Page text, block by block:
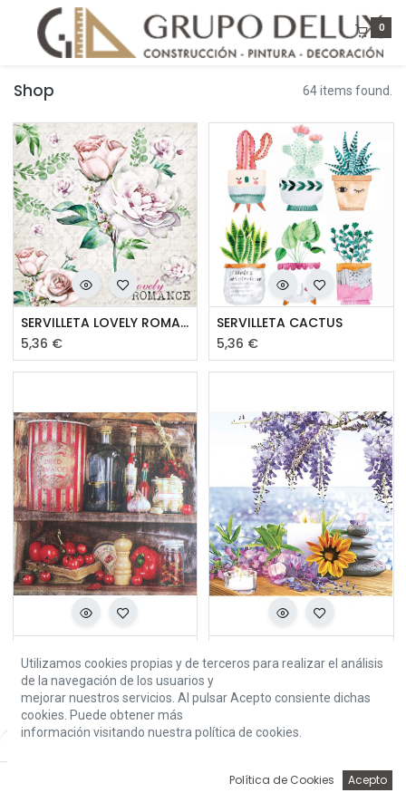
Default
0
Shop 64 items found.
SERVILLETA LOVELY ROMANCE
5,36 €
SERVILLETA CACTUS
5,36 €
4,34€
4,34€
Utilizamos cookies propias y de terceros para realizar el análisis
de la navegación de los usuarios y
mejorar nuestros servicios. Al pulsar Acepto consiente dichas
cookies. Puede obtener más
información visitando nuestra política de cookies.
Política de Cookies Acepto